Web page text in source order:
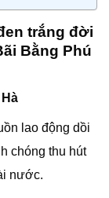
trắng đời
Bằng Phú
lao động dồi
chóng thu hút
nước.